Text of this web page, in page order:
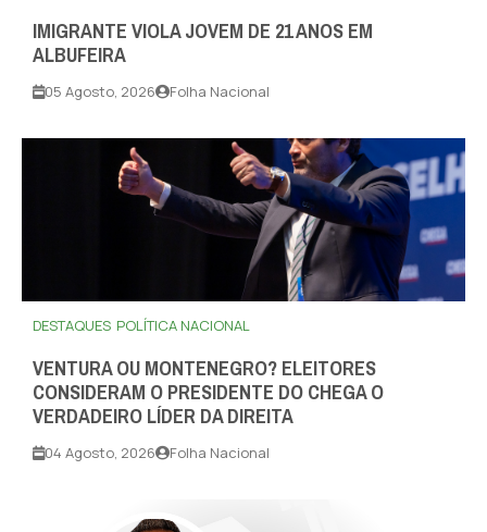
IMIGRANTE VIOLA JOVEM DE 21 ANOS EM
ALBUFEIRA
05 Agosto, 2026 Folha Nacional
DESTAQUES POLÍTICA NACIONAL
VENTURA OU MONTENEGRO? ELEITORES
CONSIDERAM O PRESIDENTE DO CHEGA O
VERDADEIRO LÍDER DA DIREITA
04 Agosto, 2026 Folha Nacional